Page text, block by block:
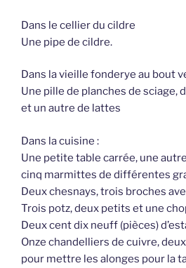
Dans le cellier du cildre
Une pipe de cildre.
Dans la vieille fonderye au bout
Une pille de planches de sciage,
et un autre de lattes
Dans la cuisine :
Une petite table carrée, une
cinq marmittes de différentes
Deux chesnays, trois broches
Trois potz, deux petits et une
Deux cent dix neuff (pièces)
Onze chandelliers de cuivre,
pour mettre les alonges pour la